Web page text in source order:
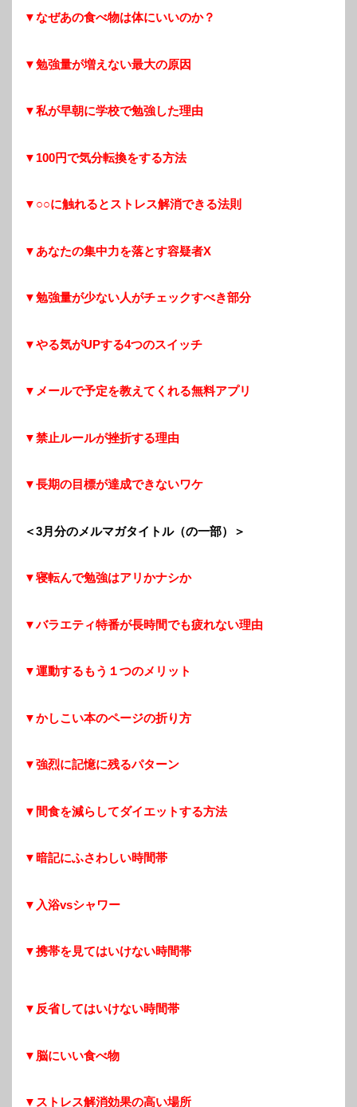
▼なぜあの食べ物は体にいいのか？
▼勉強量が増えない最大の原因
▼私が早朝に学校で勉強した理由
▼100円で気分転換をする方法
▼○○に触れるとストレス解消できる法則
▼あなたの集中力を落とす容疑者X
▼勉強量が少ない人がチェックすべき部分
▼やる気がUPする4つのスイッチ
▼メールで予定を教えてくれる無料アプリ
▼禁止ルールが挫折する理由
▼長期の目標が達成できないワケ
＜3月分のメルマガタイトル（の一部）＞
▼寝転んで勉強はアリかナシか
▼バラエティ特番が長時間でも疲れない理由
▼運動するもう１つのメリット
▼かしこい本のページの折り方
▼強烈に記憶に残るパターン
▼間食を減らしてダイエットする方法
▼暗記にふさわしい時間帯
▼入浴vsシャワー
▼携帯を見てはいけない時間帯
▼反省してはいけない時間帯
▼脳にいい食べ物
▼ストレス解消効果の高い場所